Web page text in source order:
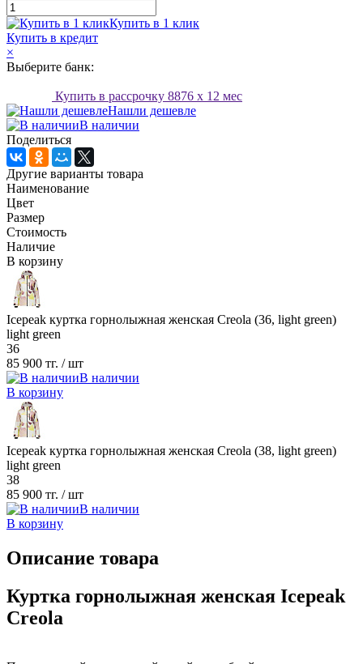
Купить в 1 клик
Купить в кредит
×
Выберите банк:
Купить в рассрочку 8876 x 12 мес
Нашли дешевле
В наличии
Поделиться
Другие варианты товара
Наименование
Цвет
Размер
Стоимость
Наличие
В корзину
Icepeak куртка горнолыжная женская Creola (36, light green)
light green
36
85 900 тг. / шт
В наличии
В корзину
Icepeak куртка горнолыжная женская Creola (38, light green)
light green
38
85 900 тг. / шт
В наличии
В корзину
Описание товара
Куртка горнолыжная женская Icepeak
Creola